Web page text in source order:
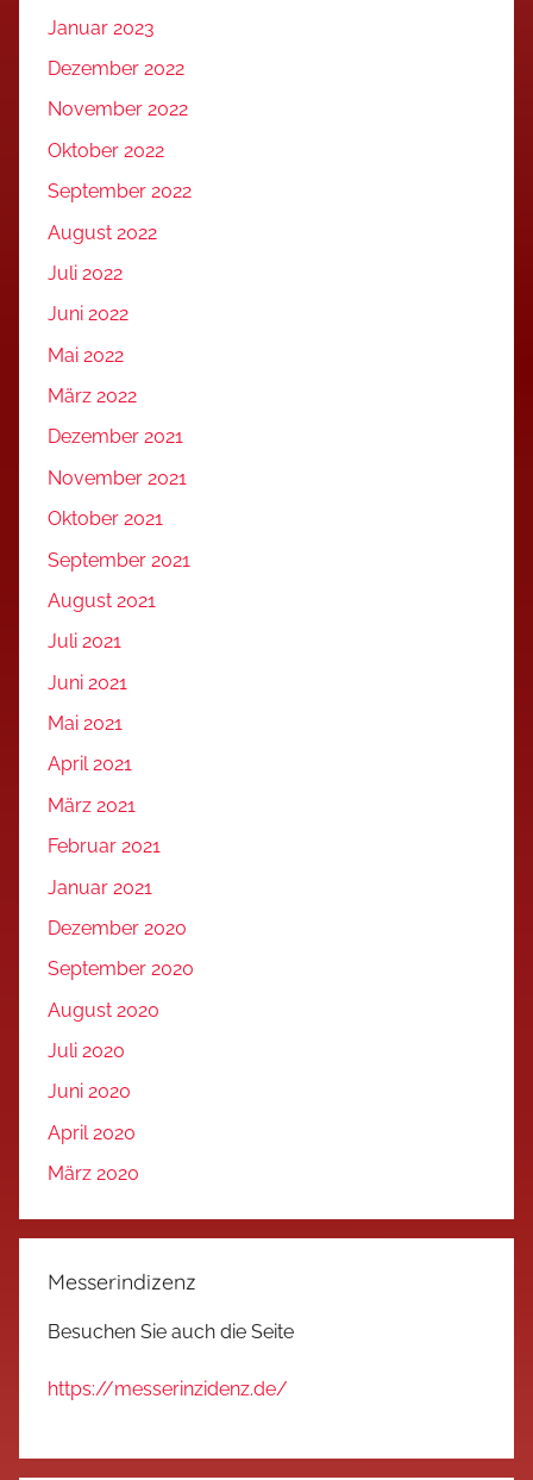
Januar 2023
Dezember 2022
November 2022
Oktober 2022
September 2022
August 2022
Juli 2022
Juni 2022
Mai 2022
März 2022
Dezember 2021
November 2021
Oktober 2021
September 2021
August 2021
Juli 2021
Juni 2021
Mai 2021
April 2021
März 2021
Februar 2021
Januar 2021
Dezember 2020
September 2020
August 2020
Juli 2020
Juni 2020
April 2020
März 2020
Messerindizenz
Besuchen Sie auch die Seite
https://messerinzidenz.de/